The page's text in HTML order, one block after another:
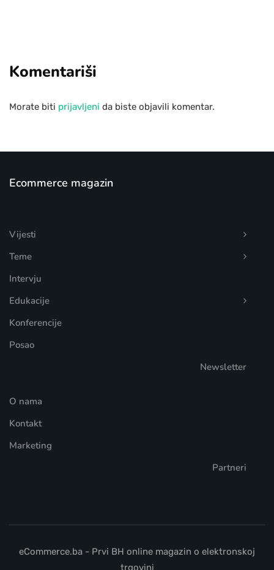
Komentariši
Morate biti prijavljeni da biste objavili komentar.
Ecommerce magazin
Vijesti
Teme
Intervju
Edukacije
Konferencije
Posao
Newsletter
O nama
Kontakt
Marketing
Partneri
eCommerce.ba - Prvi BH online magazin o elektronskoj
trgovini